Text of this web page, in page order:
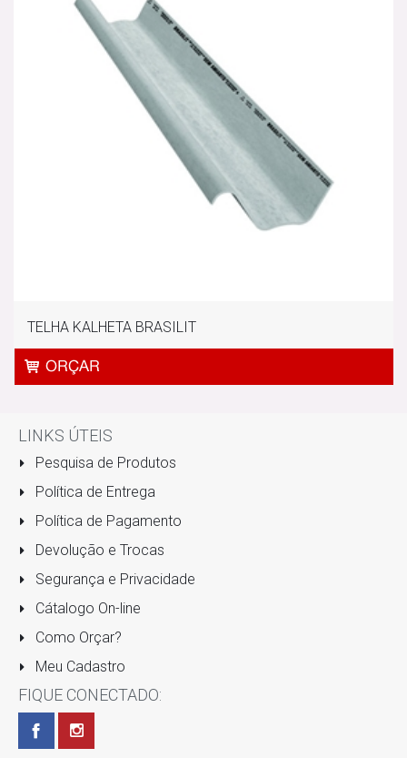
TELHA KALHETA BRASILIT
LINKS ÚTEIS
Pesquisa de Produtos
Política de Entrega
Política de Pagamento
Devolução e Trocas
Segurança e Privacidade
Cátalogo On-line
Como Orçar?
Meu Cadastro
FIQUE CONECTADO: